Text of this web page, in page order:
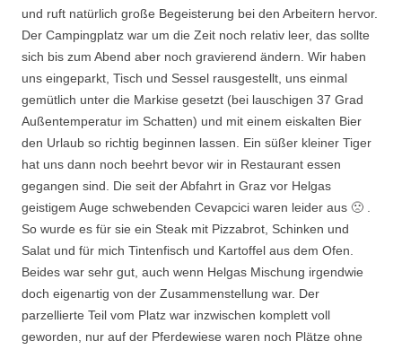
und ruft natürlich große Begeisterung bei den Arbeitern hervor.
Der Campingplatz war um die Zeit noch relativ leer, das sollte
sich bis zum Abend aber noch gravierend ändern. Wir haben
uns eingeparkt, Tisch und Sessel rausgestellt, uns einmal
gemütlich unter die Markise gesetzt (bei lauschigen 37 Grad
Außentemperatur im Schatten) und mit einem eiskalten Bier
den Urlaub so richtig beginnen lassen. Ein süßer kleiner Tiger
hat uns dann noch beehrt bevor wir in Restaurant essen
gegangen sind. Die seit der Abfahrt in Graz vor Helgas
geistigem Auge schwebenden Cevapcici waren leider aus 🙁 .
So wurde es für sie ein Steak mit Pizzabrot, Schinken und
Salat und für mich Tintenfisch und Kartoffel aus dem Ofen.
Beides war sehr gut, auch wenn Helgas Mischung irgendwie
doch eigenartig von der Zusammenstellung war. Der
parzellierte Teil vom Platz war inzwischen komplett voll
geworden, nur auf der Pferdewiese waren noch Plätze ohne